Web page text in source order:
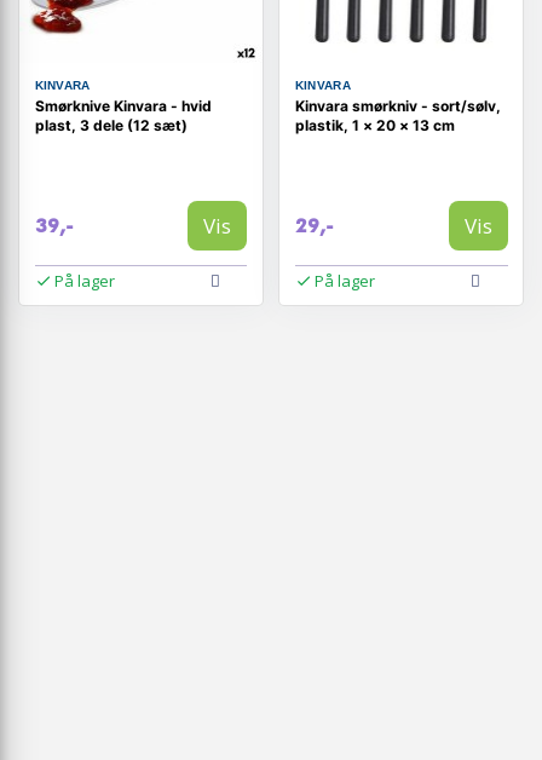
KINVARA
Smørknive Kinvara - hvid
plast, 3 dele (12 sæt)
39,- Vis
På lager
KINVARA
Kinvara smørkniv - sort/sølv,
plastik, 1 × 20 × 13 cm
29,- Vis
På lager